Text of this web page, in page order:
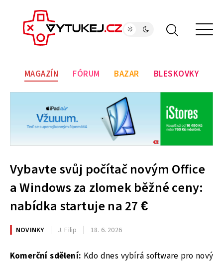
MAGAZÍN FÓRUM BAZAR BLESKOVKY
Vybavte svůj počítač novým Office
a Windows za zlomek běžné ceny:
nabídka startuje na 27 €
NOVINKY J. Filip 18. 6. 2026
Komerční sdělení: Kdo dnes vybírá software pro nový